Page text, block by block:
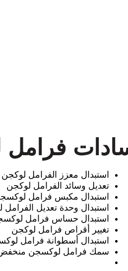
فرامل
استبدال معزز الفرامل لوكجن
تعديل وسائد الفرامل لوكجن
استبدال مكبس فرامل
استبدال وحدة تعديل
استبدال حساس فرامل
تغيير أقراص فرامل لوكجن
استبدال أسطوانة فرامل
سمك فرامل لوكسجن